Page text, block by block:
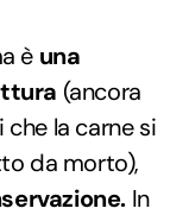
è una
(ancora
la carne si
da morto),
In